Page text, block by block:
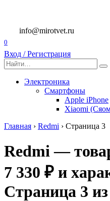
содержанию
info@mirotvet.ru
0
Вход / Регистрация
Search
for:
Электроника
Смартфоны
Apple iPhone
Xiaomi
Главная › Redmi › Страница 3
Redmi —
7 330 ₽ и
Страница 3